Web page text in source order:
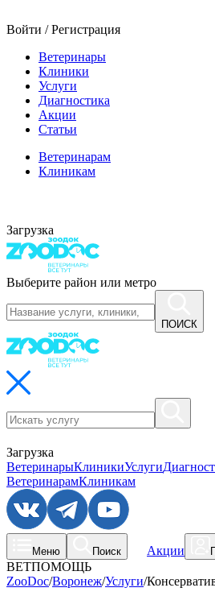
Войти / Регистрация
Ветеринары
Клиники
Услуги
Диагностика
Акции
Статьи
Ветеринарам
Клиникам
Загрузка
Выберите район или метро
ПОИСК
Загрузка
ВетеринарыКлиникиУслуги
ВетеринарамКлиникам
Меню Поиск Акции
ВЕТПОМОЩЬ
ZooDoc/Воронеж/Услуги/